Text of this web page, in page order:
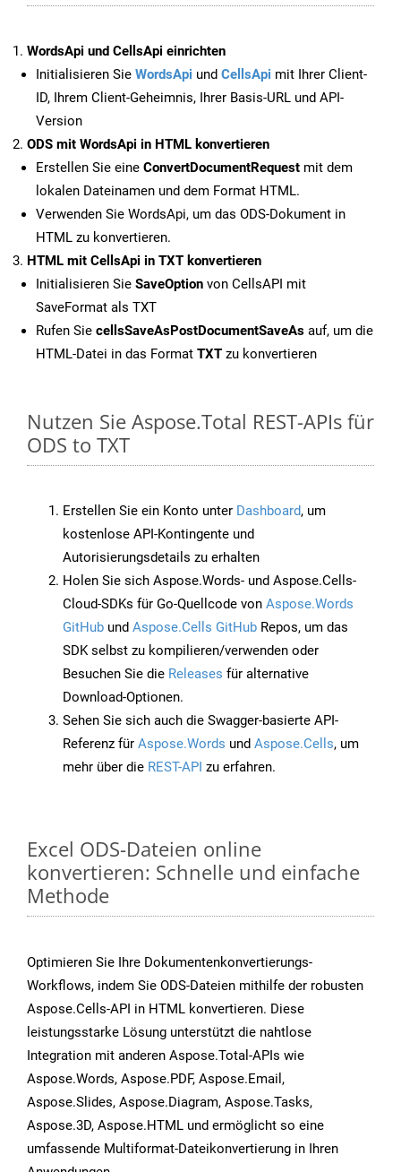
WordsApi und CellsApi einrichten
Initialisieren Sie WordsApi und CellsApi mit Ihrer Client-
ID, Ihrem Client-Geheimnis, Ihrer Basis-URL und API-
Version
ODS mit WordsApi in HTML konvertieren
Erstellen Sie eine ConvertDocumentRequest mit dem
lokalen Dateinamen und dem Format HTML.
Verwenden Sie WordsApi, um das ODS-Dokument in
HTML zu konvertieren.
HTML mit CellsApi in TXT konvertieren
Initialisieren Sie SaveOption von CellsAPI mit
SaveFormat als TXT
Rufen Sie cellsSaveAsPostDocumentSaveAs auf, um die
HTML-Datei in das Format TXT zu konvertieren
Nutzen Sie Aspose.Total REST-APIs für
ODS to TXT
Erstellen Sie ein Konto unter Dashboard, um
kostenlose API-Kontingente und
Autorisierungsdetails zu erhalten
Holen Sie sich Aspose.Words- und Aspose.Cells-
Cloud-SDKs für Go-Quellcode von Aspose.Words
GitHub und Aspose.Cells GitHub Repos, um das
SDK selbst zu kompilieren/verwenden oder
Besuchen Sie die Releases für alternative
Download-Optionen.
Sehen Sie sich auch die Swagger-basierte API-
Referenz für Aspose.Words und Aspose.Cells, um
mehr über die REST-API zu erfahren.
Excel ODS-Dateien online
konvertieren: Schnelle und einfache
Methode
Optimieren Sie Ihre Dokumentenkonvertierungs-
Workflows, indem Sie ODS-Dateien mithilfe der robusten
Aspose.Cells-API in HTML konvertieren. Diese
leistungsstarke Lösung unterstützt die nahtlose
Integration mit anderen Aspose.Total-APIs wie
Aspose.Words, Aspose.PDF, Aspose.Email,
Aspose.Slides, Aspose.Diagram, Aspose.Tasks,
Aspose.3D, Aspose.HTML und ermöglicht so eine
umfassende Multiformat-Dateikonvertierung in Ihren